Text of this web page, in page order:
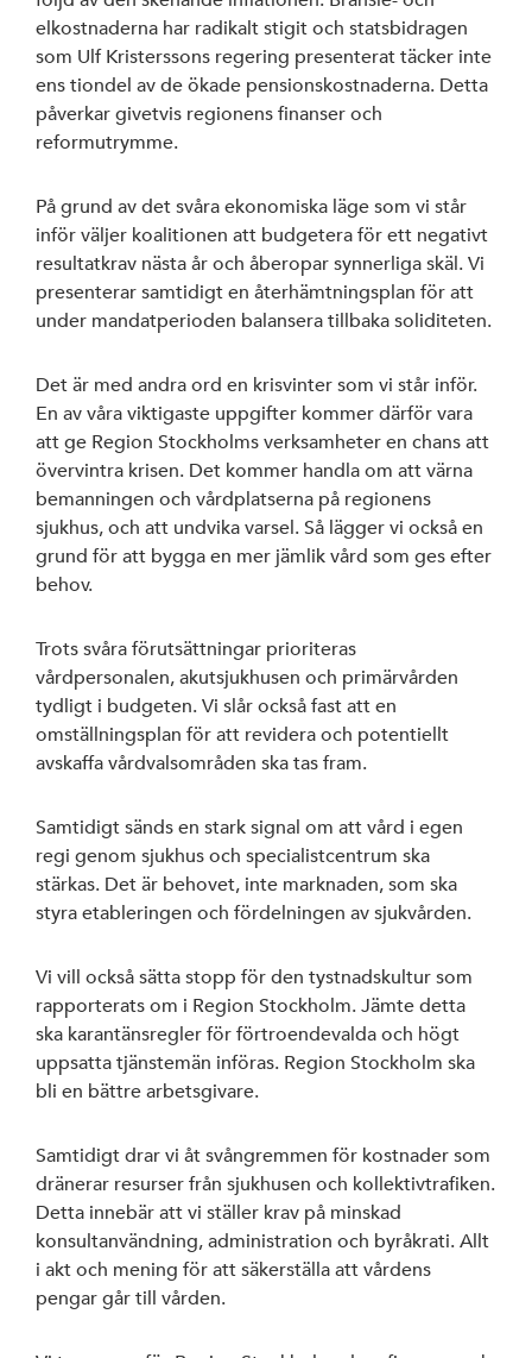
elkostnaderna har radikalt stigit och statsbidragen
som Ulf Kristerssons regering presenterat täcker inte
ens tiondel av de ökade pensionskostnaderna. Detta
påverkar givetvis regionens finanser och
reformutrymme.
På grund av det svåra ekonomiska läge som vi står
inför väljer koalitionen att budgetera för ett negativt
resultatkrav nästa år och åberopar synnerliga skäl. Vi
presenterar samtidigt en återhämtningsplan för att
under mandatperioden balansera tillbaka soliditeten.
Det är med andra ord en krisvinter som vi står inför.
En av våra viktigaste uppgifter kommer därför vara
att ge Region Stockholms verksamheter en chans att
övervintra krisen. Det kommer handla om att värna
bemanningen och vårdplatserna på regionens
sjukhus, och att undvika varsel. Så lägger vi också en
grund för att bygga en mer jämlik vård som ges efter
behov.
Trots svåra förutsättningar prioriteras
vårdpersonalen, akutsjukhusen och primärvården
tydligt i budgeten. Vi slår också fast att en
omställningsplan för att revidera och potentiellt
avskaffa vårdvalsområden ska tas fram.
Samtidigt sänds en stark signal om att vård i egen
regi genom sjukhus och specialistcentrum ska
stärkas. Det är behovet, inte marknaden, som ska
styra etableringen och fördelningen av sjukvården.
Vi vill också sätta stopp för den tystnadskultur som
rapporterats om i Region Stockholm. Jämte detta
ska karantänsregler för förtroendevalda och högt
uppsatta tjänstemän införas. Region Stockholm ska
bli en bättre arbetsgivare.
Samtidigt drar vi åt svångremmen för kostnader som
dränerar resurser från sjukhusen och kollektivtrafiken.
Detta innebär att vi ställer krav på minskad
konsultanvändning, administration och byråkrati. Allt
i akt och mening för att säkerställa att vårdens
pengar går till vården.